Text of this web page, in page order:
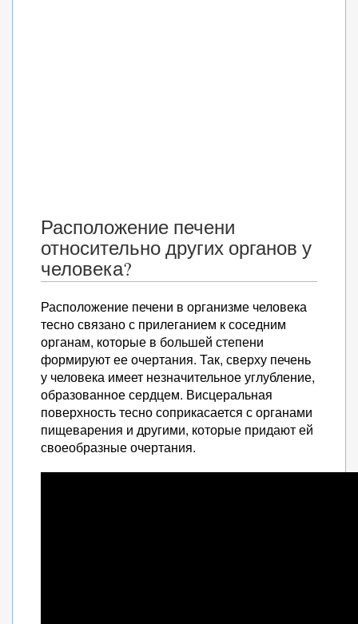
Расположение печени
относительно других органов у
человека?
Расположение печени в организме человека
тесно связано с прилеганием к соседним
органам, которые в большей степени
формируют ее очертания. Так, сверху печень
у человека имеет незначительное углубление,
образованное сердцем. Висцеральная
поверхность тесно соприкасается с органами
пищеварения и другими, которые придают ей
своеобразные очертания.